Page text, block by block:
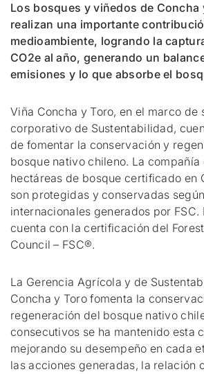
Los bosques y viñedos de Concha
realizan una importante
medioambiente, logrando la
CO2e al año, generando un
emisiones y lo que absorbe el
Viña Concha y Toro, en el marco de
corporativo de Sustentabilidad,
de fomentar la conservación y
bosque nativo chileno. La compañía
hectáreas de bosque certificado en
son protegidas y conservadas
internacionales generados por FSC.
cuenta con la certificación del Forest
Council – FSC®.
La Gerencia Agrícola y de
Concha y Toro fomenta la
regeneración del bosque nativo
consecutivos se ha mantenido esta
mejorando su desempeño en cada
las acciones generadas, la relación